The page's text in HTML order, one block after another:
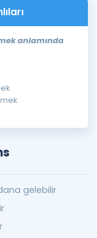
anlamında
gelebilir